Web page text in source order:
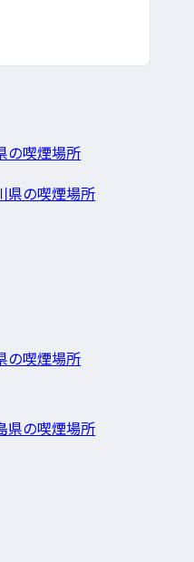
の喫煙場所
県の喫煙場所
の喫煙場所
県の喫煙場所